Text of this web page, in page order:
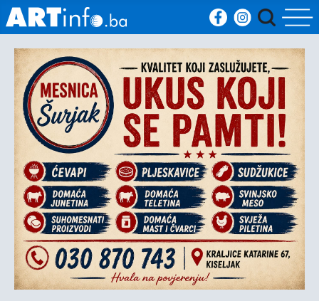
Početna
Vijesti
Sport
Kultura
Crna
kronika
Politika